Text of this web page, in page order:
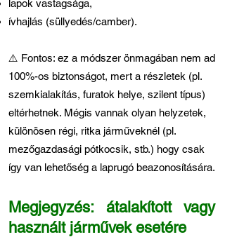
lapok vastagsága,
ívhajlás (süllyedés/camber).
⚠️ Fontos: ez a módszer önmagában nem ad
100%-os biztonságot, mert a részletek (pl.
szemkialakítás, furatok helye, szilent típus)
eltérhetnek. Mégis vannak olyan helyzetek,
különösen régi, ritka járműveknél (pl.
mezőgazdasági pótkocsik, stb.) hogy csak
így van lehetőség a laprugó beazonosítására.
Megjegyzés: átalakított vagy
használt járművek esetére